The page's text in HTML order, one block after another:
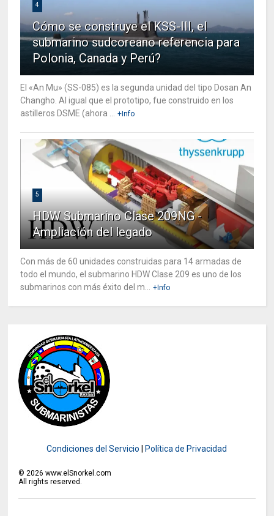
4
Cómo se construye el KSS-III, el
submarino sudcoreano referencia para
Polonia, Canada y Perú?
El «An Mu» (SS-085) es la segunda unidad del tipo Dosan An
Changho. Al igual que el prototipo, fue construido en los
astilleros DSME (ahora ...
+Info
5
HDW Submarino Clase 209NG -
Ampliación del legado
Con más de 60 unidades construidas para 14 armadas de
todo el mundo, el submarino HDW Clase 209 es uno de los
submarinos con más éxito del m...
+Info
Condiciones del Servicio Política de Privacidad
© 2026 www.elSnorkel.com
All rights reserved.